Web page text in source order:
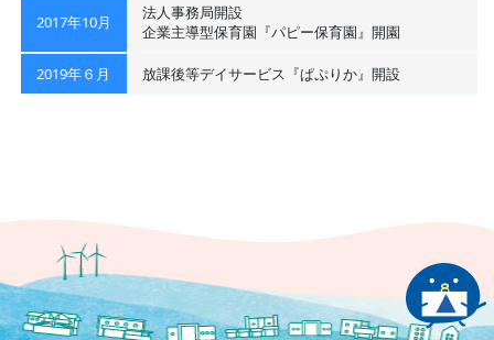
2017年10月
法人事務局開設
企業主導型保育園『パピー保育園』開園
2019年６月 放課後等デイサービス『ぱぷりか』開設